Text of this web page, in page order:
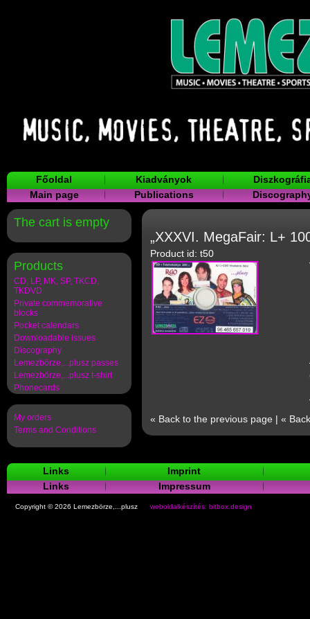
Főoldal Kiadványok
Main page
Publications
The cart is empty
Products
CD, LP, MK, SP, TKCD,
TKDVD
Private commemorative
blocks
Pocket calendars
Downloadable issues
Discography
Lemezbörze,...plusz passes
Lemezbörze,...plusz t-shirt
Phonecards
My orders
Terms and Conditions
„XXXVI. MegaFair: L+
Product id: t50
« Back to the previous page | «
Links
Imprint
Links
Impressum
Copyright © 2026 Lemezbörze,...plusz weboldalkészítés: bitbox.design